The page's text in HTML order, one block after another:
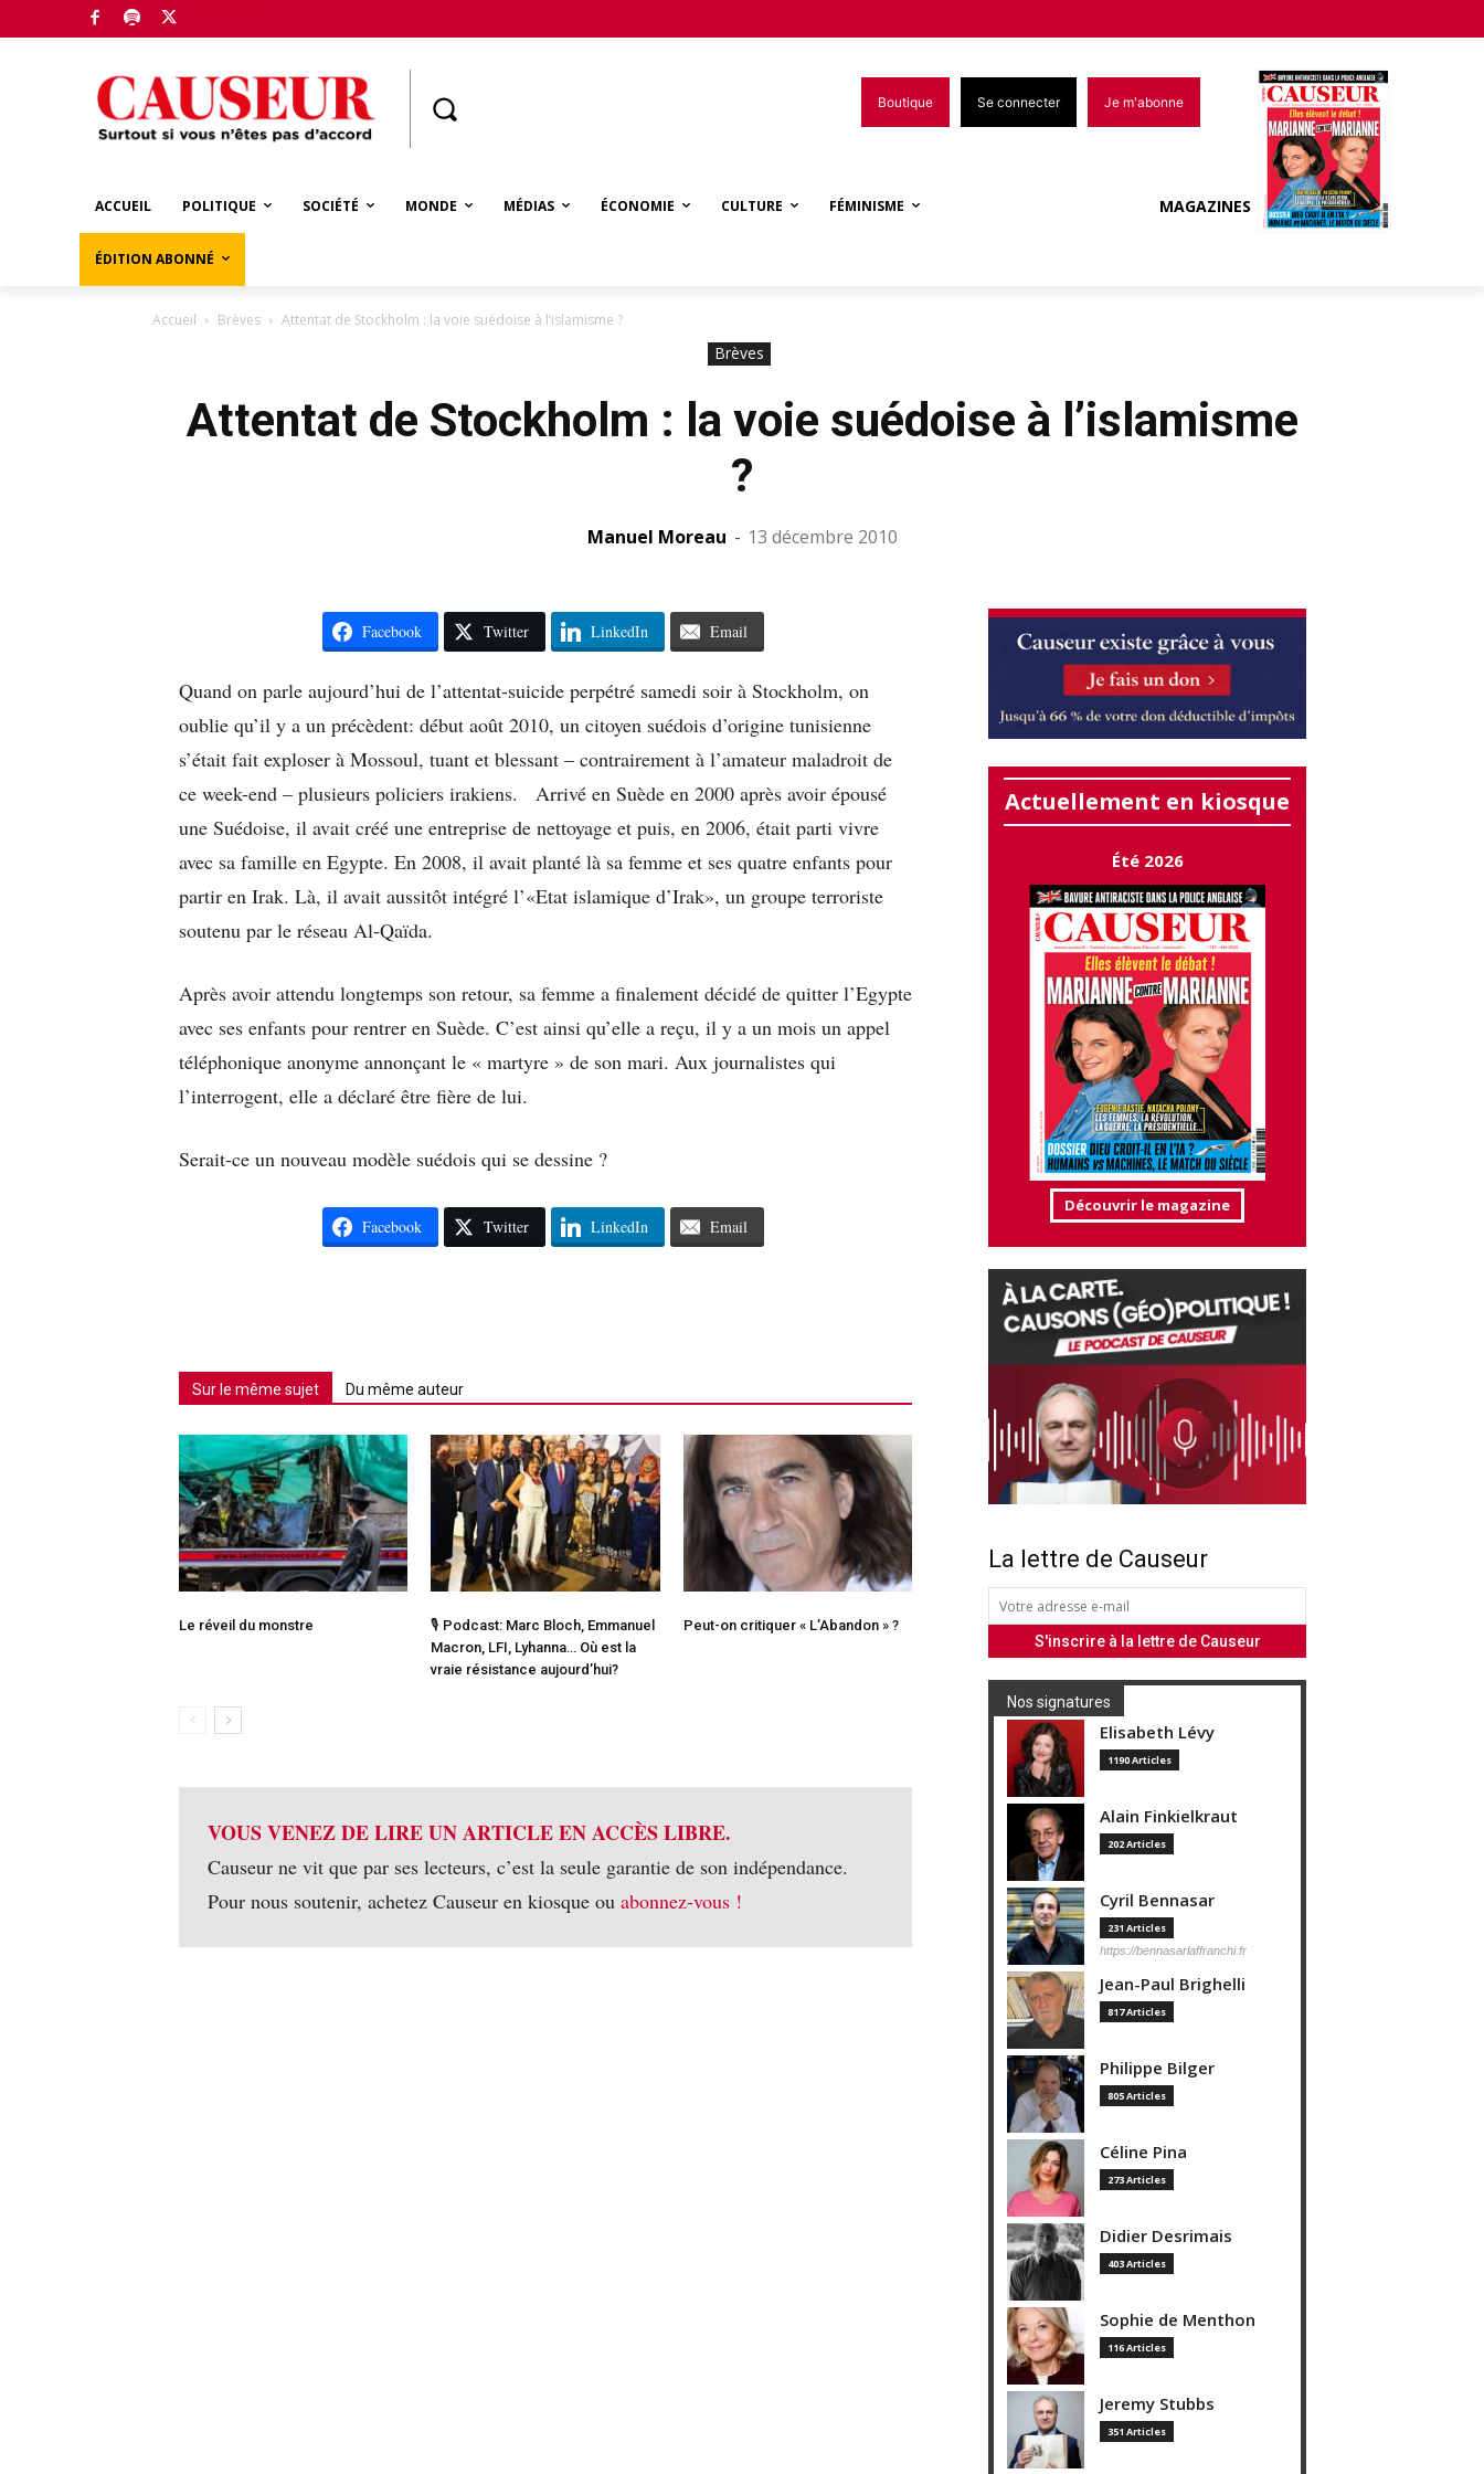
Boutique Se connecter Je m'abonne
ACCUEIL POLITIQUE SOCIÉTÉ MONDE MÉDIAS ÉCONOMIE CULTURE FÉMINISME
ÉDITION ABONNÉ
MAGAZINES
Accueil Brèves Attentat de Stockholm : la voie suédoise à l’islamisme ?
Brèves
Attentat de Stockholm : la voie suédoise à l’islamisme
?
Manuel Moreau - 13 décembre 2010
Facebook Twitter LinkedIn Email
Quand on parle aujourd’hui de l’attentat-suicide perpétré samedi soir à Stockholm, on
oublie qu’il y a un précèdent: début août 2010, un citoyen suédois d’origine tunisienne
s’était fait exploser à Mossoul, tuant et blessant – contrairement à l’amateur maladroit de
ce week-end – plusieurs policiers irakiens. Arrivé en Suède en 2000 après avoir épousé
une Suédoise, il avait créé une entreprise de nettoyage et puis, en 2006, était parti vivre
avec sa famille en Egypte. En 2008, il avait planté là sa femme et ses quatre enfants pour
partir en Irak. Là, il avait aussitôt intégré l’«Etat islamique d’Irak», un groupe terroriste
soutenu par le réseau Al-Qaïda.
Après avoir attendu longtemps son retour, sa femme a finalement décidé de quitter l’Egypte
avec ses enfants pour rentrer en Suède. C’est ainsi qu’elle a reçu, il y a un mois un appel
téléphonique anonyme annonçant le « martyre » de son mari. Aux journalistes qui
l’interrogent, elle a déclaré être fière de lui.
Serait-ce un nouveau modèle suédois qui se dessine ?
Facebook Twitter LinkedIn Email
Sur le même sujet Du même auteur
Le réveil du monstre
🎙️ Podcast: Marc Bloch, Emmanuel
Macron, LFI, Lyhanna… Où est la
vraie résistance aujourd’hui?
Peut-on critiquer « L’Abandon » ?
VOUS VENEZ DE LIRE UN ARTICLE EN ACCÈS LIBRE.
Causeur ne vit que par ses lecteurs, c’est la seule garantie de son indépendance.
Pour nous soutenir, achetez Causeur en kiosque ou abonnez-vous !
Actuellement en kiosque
Été 2026
Découvrir le magazine
La lettre de Causeur
Nos signatures
Elisabeth Lévy
1190 Articles
Alain Finkielkraut
202 Articles
Cyril Bennasar
231 Articles
https://bennasarlaffranchi.fr
Jean-Paul Brighelli
817 Articles
Philippe Bilger
805 Articles
Céline Pina
273 Articles
Didier Desrimais
403 Articles
Sophie de Menthon
116 Articles
Jeremy Stubbs
351 Articles